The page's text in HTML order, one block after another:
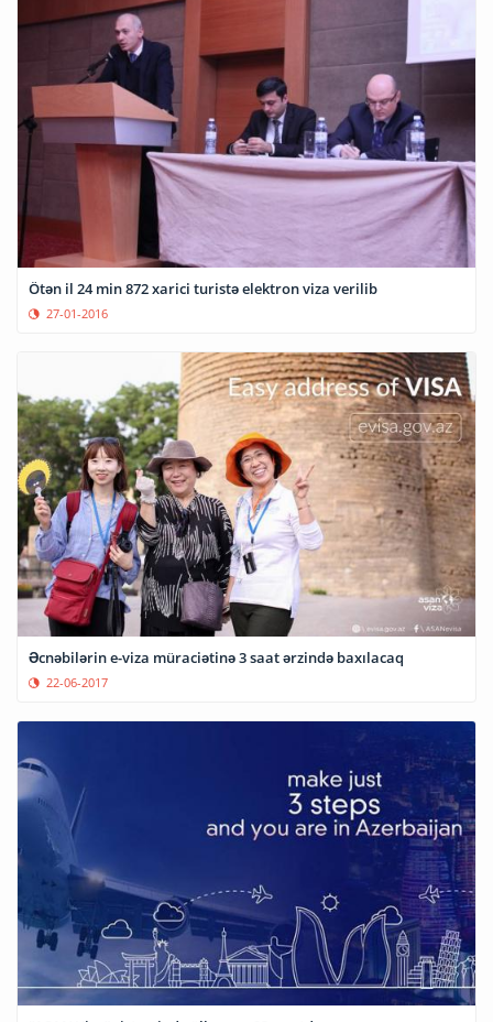
Ötən il 24 min 872 xarici turistə elektron viza verilib
27-01-2016
Əcnəbilərin e-viza müraciətinə 3 saat ərzində baxılacaq
22-06-2017